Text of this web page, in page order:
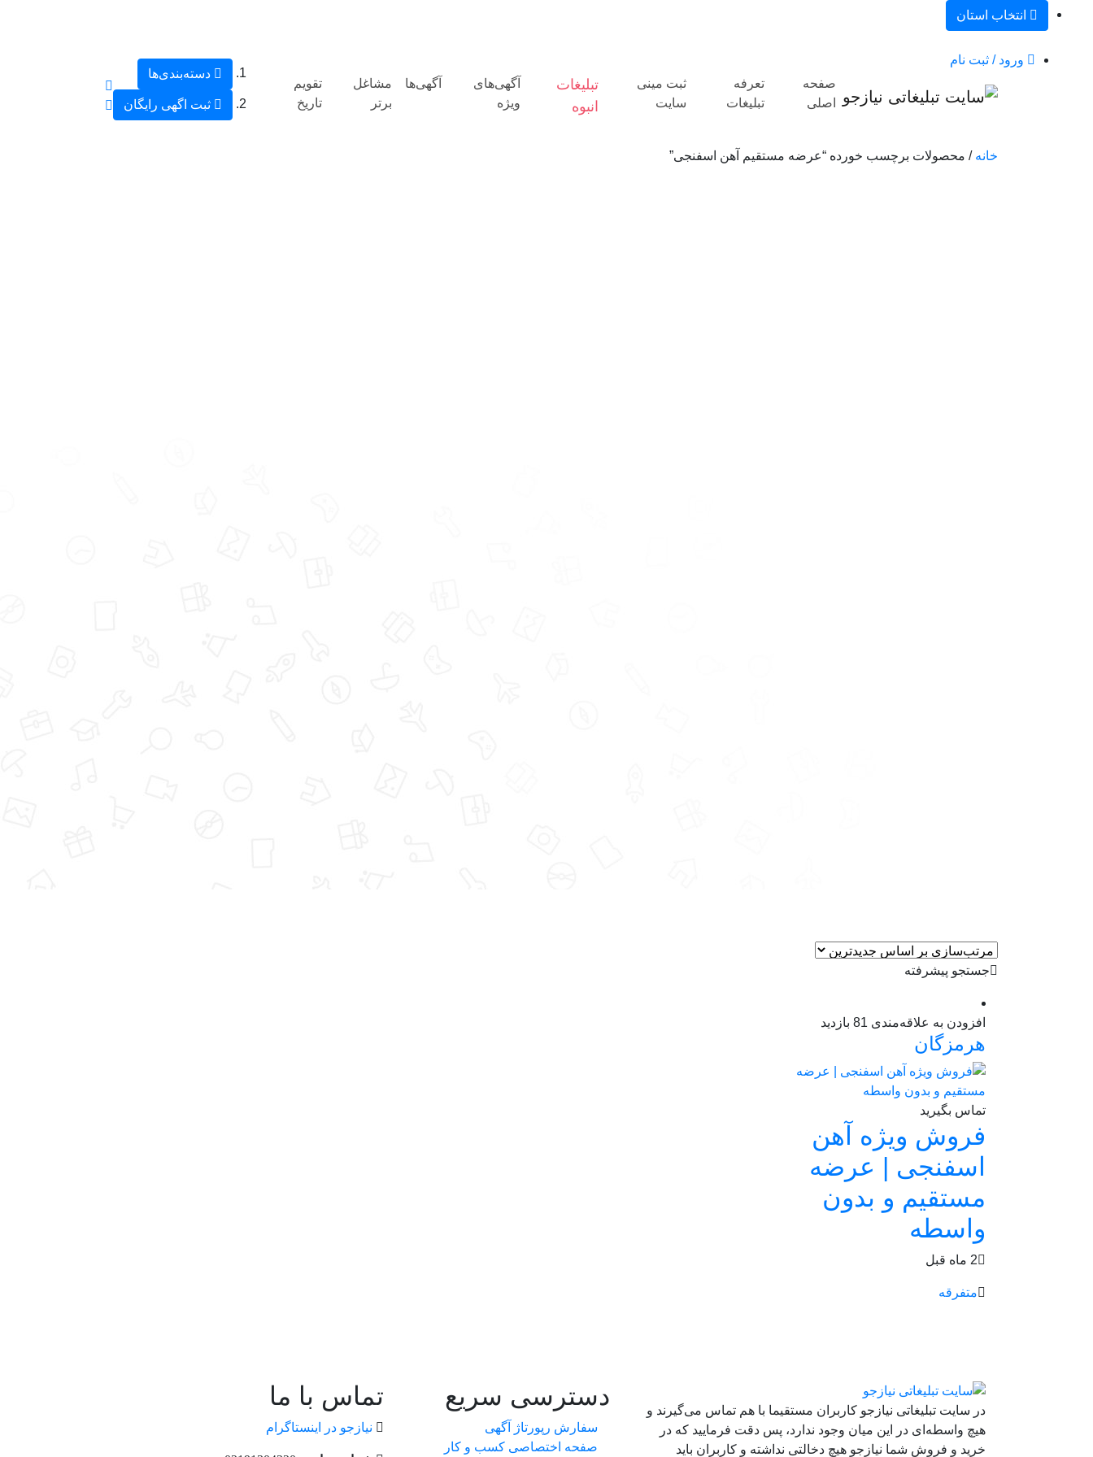
ورود / ثبت نام
صفحه
اصلی
تعرفه
تبلیغات
ثبت مینی
سایت
تبلیغات
انبوه
آگهی‌های
ویژه
آگهی‌ها
مشاغل
برتر
تقویم
تاریخ
دسته‌بندی‌ها
ثبت اگهی رایگان
خانه / محصولات برچسب خورده “عرضه مستقیم آهن اسفنجی”
جستجو پیشرفته
افزودن به علاقه‌مندی 81 بازدید
هرمزگان
تماس بگیرید
فروش ویژه آهن
اسفنجی | عرضه
مستقیم و بدون
واسطه
2 ماه قبل
متفرقه
در سایت تبلیغاتی نیازجو کاربران مستقیما با هم تماس می‌گیرند و
هیچ واسطه‌ای در این میان وجود ندارد، پس دقت فرمایید که در
خرید و فروشِ شما نیازجو هیچ دخالتی نداشته و کاربران باید
دسترسی سریع
سفارش رپورتاژ آگهی
صفحه اختصاصی کسب و کار
تماس با ما
نیازجو در اینستاگرام